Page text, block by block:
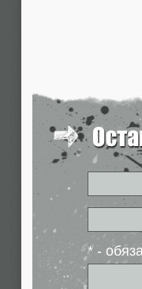
* -